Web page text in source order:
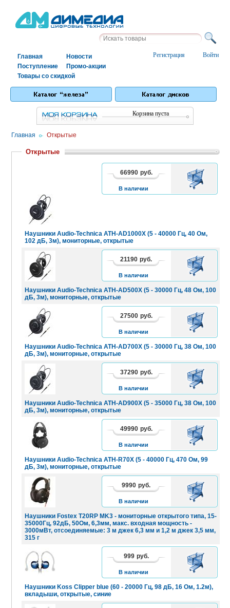
Войти
Регистрация
Главная
Новости
Поступление
Промо-акции
Товары со скидкой
Корзина пуста
Главная / Открытые
Открытые
1 2 3
Наушники Audio-Technica ATH-AD1000X (5 - 40000 Гц, 40 Ом,
102 дБ, 3м), мониторные, открытые
66990 руб.
В наличии
В
КОРЗИНУ
Наушники Audio-Technica ATH-AD500X (5 - 30000 Гц, 48 Ом, 100
дБ, 3м), мониторные, открытые
21190 руб.
В наличии
В
КОРЗИНУ
Наушники Audio-Technica ATH-AD700X (5 - 30000 Гц, 38 Ом, 100
дБ, 3м), мониторные, открытые
27500 руб.
В наличии
В
КОРЗИНУ
Наушники Audio-Technica ATH-AD900X (5 - 35000 Гц, 38 Ом, 100
дБ, 3м), мониторные, открытые
37290 руб.
В наличии
В
КОРЗИНУ
Наушники Audio-Technica ATH-R70X (5 - 40000 Гц, 470 Ом, 99
дБ, 3м), мониторные, открытые
49990 руб.
В наличии
В
КОРЗИНУ
Наушники Fostex T20RP MK3 - мониторные открытого типа, 15-
35000Гц, 92дБ, 50Ом, 6,3мм, макс. входная мощность -
3000мВт, отсоединяемые: 3 м джек 6,3 мм и 1,2 м джек 3,5 мм,
315 г
9990 руб.
В наличии
В
КОРЗИНУ
Наушники Koss Clipper blue (60 - 20000 Гц, 98 дБ, 16 Ом, 1.2м),
вкладыши, открытые, синие
999 руб.
В наличии
В
КОРЗИНУ